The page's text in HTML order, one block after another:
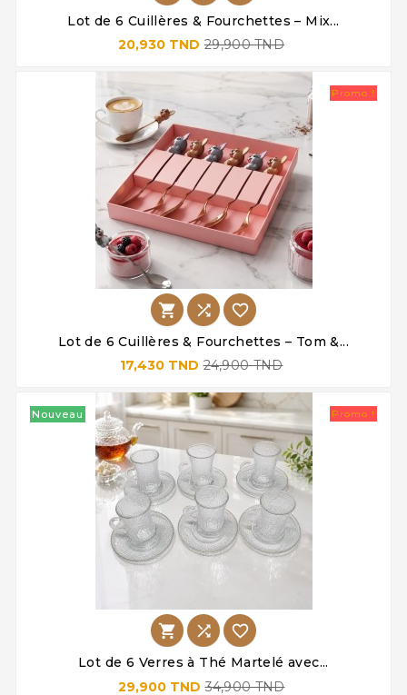
Lot de 6 Cuillères & Fourchettes – Mix...
20,930 TND 29,900 TND
Promo !
  
Lot de 6 Cuillères & Fourchettes – Tom &...
17,430 TND 24,900 TND
Nouveau Promo !
  
Lot de 6 Verres à Thé Martelé avec...
29,900 TND 34,900 TND